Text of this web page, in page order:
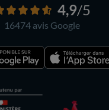
4,9/5
16474 avis Google